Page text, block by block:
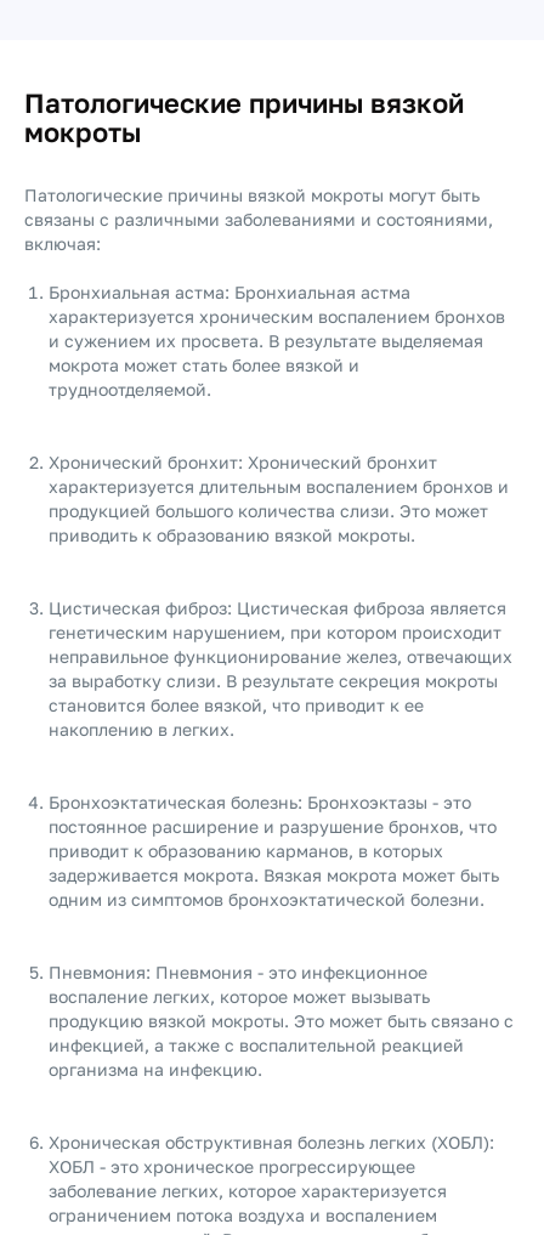
Патологические причины вязкой
мокроты
Патологические причины вязкой мокроты могут быть
связаны с различными заболеваниями и состояниями,
включая:
Бронхиальная астма: Бронхиальная астма
характеризуется хроническим воспалением бронхов
и сужением их просвета. В результате выделяемая
мокрота может стать более вязкой и
трудноотделяемой.
Хронический бронхит: Хронический бронхит
характеризуется длительным воспалением бронхов и
продукцией большого количества слизи. Это может
приводить к образованию вязкой мокроты.
Цистическая фиброз: Цистическая фиброза является
генетическим нарушением, при котором происходит
неправильное функционирование желез, отвечающих
за выработку слизи. В результате секреция мокроты
становится более вязкой, что приводит к ее
накоплению в легких.
Бронхоэктатическая болезнь: Бронхоэктазы - это
постоянное расширение и разрушение бронхов, что
приводит к образованию карманов, в которых
задерживается мокрота. Вязкая мокрота может быть
одним из симптомов бронхоэктатической болезни.
Пневмония: Пневмония - это инфекционное
воспаление легких, которое может вызывать
продукцию вязкой мокроты. Это может быть связано с
инфекцией, а также с воспалительной реакцией
организма на инфекцию.
Хроническая обструктивная болезнь легких (ХОБЛ):
ХОБЛ - это хроническое прогрессирующее
заболевание легких, которое характеризуется
ограничением потока воздуха и воспалением